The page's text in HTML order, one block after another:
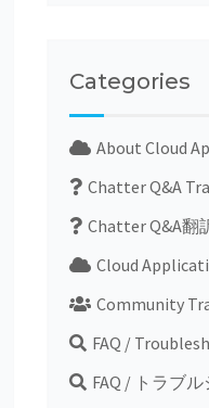
Categories
About Cloud
Chatter Q&A
Chatter Q&A翻
Cloud
Community
FAQ /
FAQ / トラブ